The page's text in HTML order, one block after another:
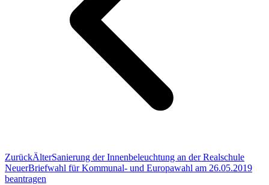
ZurückÄlterSanierung der Innenbeleuchtung an der Realschule
NeuerBriefwahl für Kommunal- und Europawahl am 26.05.2019
beantragen